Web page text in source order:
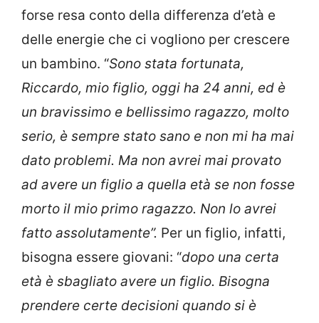
forse resa conto della differenza d’età e
delle energie che ci vogliono per crescere
un bambino. “Sono stata fortunata,
Riccardo, mio figlio, oggi ha 24 anni, ed è
un bravissimo e bellissimo ragazzo, molto
serio, è sempre stato sano e non mi ha mai
dato problemi. Ma non avrei mai provato
ad avere un figlio a quella età se non fosse
morto il mio primo ragazzo. Non lo avrei
fatto assolutamente”. Per un figlio, infatti,
bisogna essere giovani: “dopo una certa
età è sbagliato avere un figlio. Bisogna
prendere certe decisioni quando si è